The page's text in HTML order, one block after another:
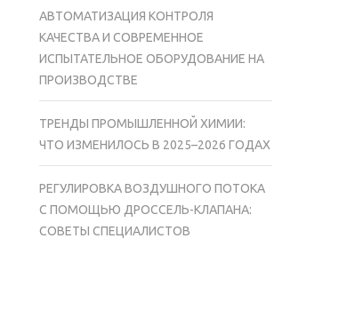
АВТОМАТИЗАЦИЯ КОНТРОЛЯ
КАЧЕСТВА И СОВРЕМЕННОЕ
ИСПЫТАТЕЛЬНОЕ ОБОРУДОВАНИЕ НА
ПРОИЗВОДСТВЕ
ТРЕНДЫ ПРОМЫШЛЕННОЙ ХИМИИ:
ЧТО ИЗМЕНИЛОСЬ В 2025–2026 ГОДАХ
РЕГУЛИРОВКА ВОЗДУШНОГО ПОТОКА
С ПОМОЩЬЮ ДРОССЕЛЬ-КЛАПАНА:
СОВЕТЫ СПЕЦИАЛИСТОВ